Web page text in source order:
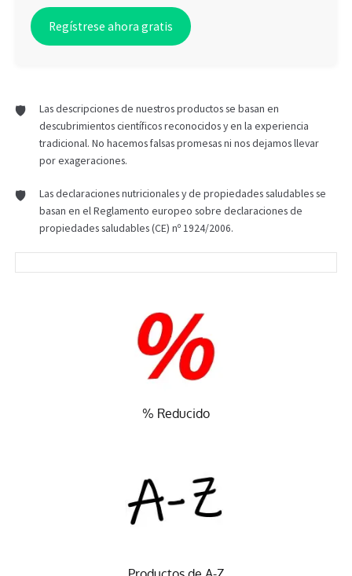
Regístrese ahora gratis
Las descripciones de nuestros productos se basan en
descubrimientos científicos reconocidos y en la experiencia
tradicional. No hacemos falsas promesas ni nos dejamos llevar
por exageraciones.
Las declaraciones nutricionales y de propiedades saludables se
basan en el Reglamento europeo sobre declaraciones de
propiedades saludables (CE) nº 1924/2006.
% Reducido